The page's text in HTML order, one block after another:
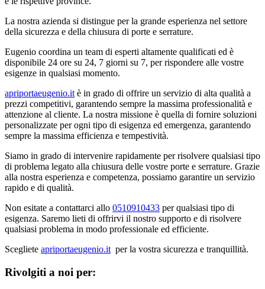
La nostra azienda si distingue per la grande esperienza nel settore
della sicurezza e della chiusura di porte e serrature.
Eugenio coordina un team di esperti altamente qualificati ed è
disponibile 24 ore su 24, 7 giorni su 7, per rispondere alle vostre
esigenze in qualsiasi momento.
apriportaeugenio.it è in grado di offrire un servizio di alta qualità a
prezzi competitivi, garantendo sempre la massima professionalità e
attenzione al cliente. La nostra missione è quella di fornire soluzioni
personalizzate per ogni tipo di esigenza ed emergenza, garantendo
sempre la massima efficienza e tempestività.
Siamo in grado di intervenire rapidamente per risolvere qualsiasi tipo
di problema legato alla chiusura delle vostre porte e serrature. Grazie
alla nostra esperienza e competenza, possiamo garantire un servizio
rapido e di qualità.
Non esitate a contattarci allo 0510910433 per qualsiasi tipo di
esigenza. Saremo lieti di offrirvi il nostro supporto e di risolvere
qualsiasi problema in modo professionale ed efficiente.
Scegliete apriportaeugenio.it per la vostra sicurezza e tranquillità.
Rivolgiti a noi per: